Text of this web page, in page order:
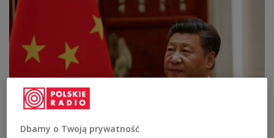
Dbamy o Twoją prywatność